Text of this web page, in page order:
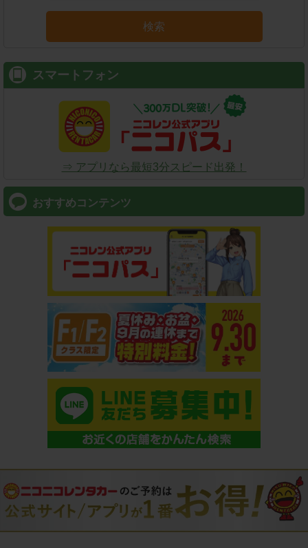
検索
スマートフォン
⇒ アプリなら最短3分スピード出発！
おすすめコンテンツ